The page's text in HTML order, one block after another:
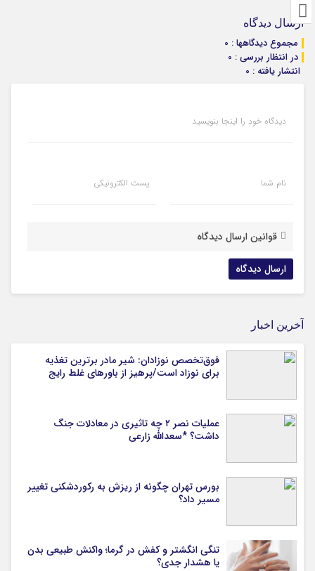
ارسال دیدگاه
مجموع دیدگاهها : 0
در انتظار بررسی : 0
انتشار یافته : 0
دیدگاه خود را اینجا بنویسید
نام شما پست الکترونیکی
قوانین ارسال دیدگاه
آخرین اخبار
فوق‌تخصص نوزادان: شیر مادر برترین تغذیه
برای نوزاد است/پرهیز از باورهای غلط رایج
عملیات نصر ۲ چه تاثیری در معادلات جنگ
داشت؟ *سعدالله زارعی
بورس تهران چگونه از ریزش به رکوردشکنی تغییر
مسیر داد؟
تنگی انگشتر و کفش در گرما؛ واکنش طبیعی بدن
یا هشدار جدی؟